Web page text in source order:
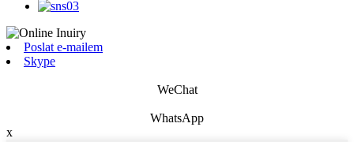
Poslat e-mailem
Skype
WeChat
WhatsApp
x